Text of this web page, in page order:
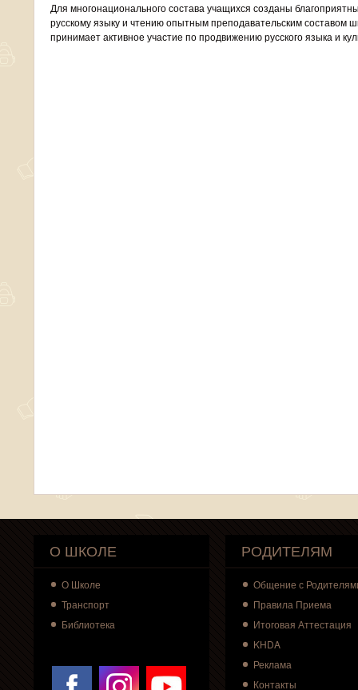
Для многонационального состава учащихся созданы
русскому языку и чтению опытным преподавательским
принимает активное участие по продвижению русского языка и
О ШКОЛЕ
О Школе
Транспорт
Библиотека
РОДИТЕЛЯМ
Общение с
Правила Приема
Итоговая Аттестация
KHDA
Реклама
Контакты